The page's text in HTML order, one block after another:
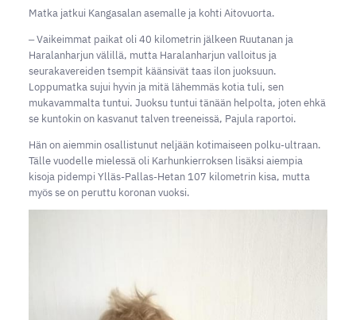
Matka jatkui Kangasalan asemalle ja kohti Aitovuorta.
‒ Vaikeimmat paikat oli 40 kilometrin jälkeen Ruutanan ja
Haralanharjun välillä, mutta Haralanharjun valloitus ja
seurakavereiden tsempit käänsivät taas ilon juoksuun.
Loppumatka sujui hyvin ja mitä lähemmäs kotia tuli, sen
mukavammalta tuntui. Juoksu tuntui tänään helpolta, joten ehkä
se kuntokin on kasvanut talven treeneissä, Pajula raportoi.
Hän on aiemmin osallistunut neljään kotimaiseen polku-ultraan.
Tälle vuodelle mielessä oli Karhunkierroksen lisäksi aiempia
kisoja pidempi Ylläs-Pallas-Hetan 107 kilometrin kisa, mutta
myös se on peruttu koronan vuoksi.